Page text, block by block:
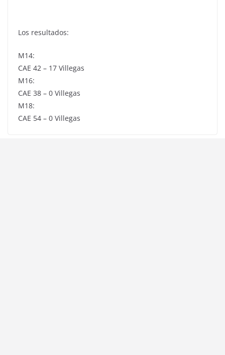
Los resultados:
M14:
CAE 42 – 17 Villegas
M16:
CAE 38 – 0 Villegas
M18:
CAE 54 – 0 Villegas